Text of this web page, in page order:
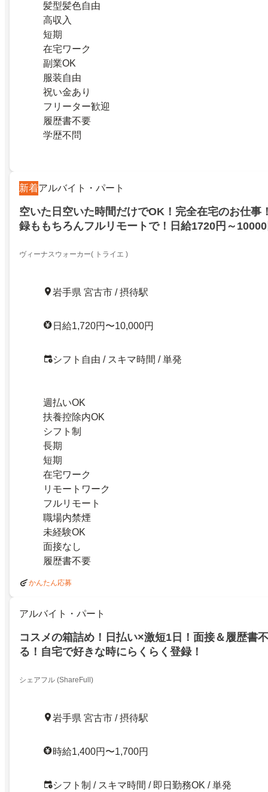
髪型髪色自由
高収入
短期
在宅ワーク
副業OK
服装自由
祝い金あり
フリーター歓迎
履歴書不要
学歴不問
新着アルバイト・パート
空いた日空いた時間だけでOK！完全在宅のお仕事
録ももちろんフルリモートで！日給1720円～
ヴィーナスウォーカー( トライエ )
岩手県 宮古市 / 摂待駅
日給1,720円〜10,000円
シフト自由 / スキマ時間 / 単発
週払いOK
扶養控除内OK
シフト制
長期
短期
在宅ワーク
リモートワーク
フルリモート
職場内禁煙
未経験OK
面接なし
履歴書不要
かんたん応募
アルバイト・パート
コスメの箱詰め！日払い×激短1日！面接＆履歴書
る！自宅で好きな時にらくらく登録！
シェアフル (ShareFull)
岩手県 宮古市 / 摂待駅
時給1,400円〜1,700円
シフト制 / スキマ時間 / 即日勤務OK / 単発